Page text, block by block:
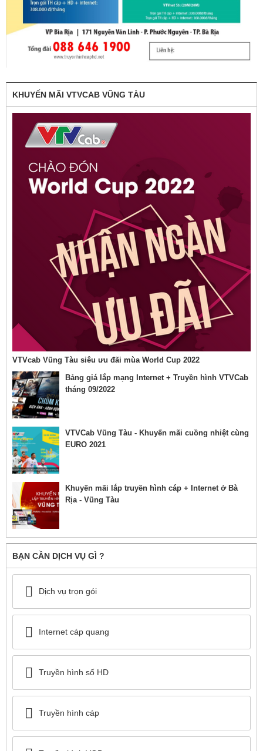
KHUYẾN MÃI VTVCAB VŨNG TÀU
VTVcab Vũng Tàu siêu ưu đãi mùa World Cup 2022
Bảng giá lắp mạng Internet + Truyền hình VTVCab
tháng 09/2022
VTVCab Vũng Tàu - Khuyến mãi cuồng nhiệt cùng
EURO 2021
Khuyến mãi lắp truyền hình cáp + Internet ở Bà
Rịa - Vũng Tàu
BẠN CẦN DỊCH VỤ GÌ ?
Dịch vụ trọn gói
Internet cáp quang
Truyền hình số HD
Truyền hình cáp